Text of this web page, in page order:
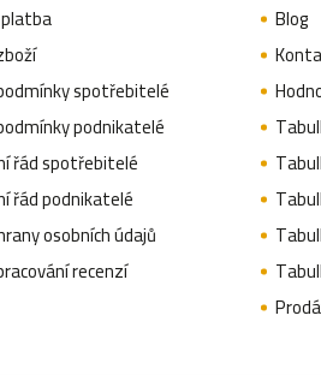
spotřebitelé
podnikatelé
řád spotřebitelé
řád podnikatelé
osobních údajů
recenzí
Blog